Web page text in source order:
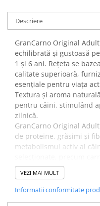
Descriere
GranCarno Original
echilibrată și gustoasă
1 și 6 ani. Rețeta se
calitate superioară,
esențiale pentru viața
Textura și aroma
pentru câini, stimulând
zilnică.
GranCarno Original
de proteine, grăsimi și
metabolismul activ al
digestia ușoară și la
✔️ Beneficii:
Această hrană asigură
VEZI MAI MULT
Informatii conformitate